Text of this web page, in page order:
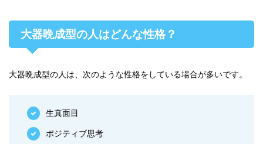
大器晩成型の人はどんな性格？
大器晩成型の人は、次のような性格をしている場合が多いです。
生真面目
ポジティブ思考